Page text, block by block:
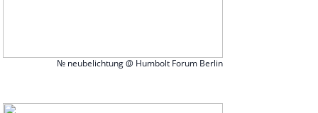
№ neubelichtung @ Humbolt Forum Berlin